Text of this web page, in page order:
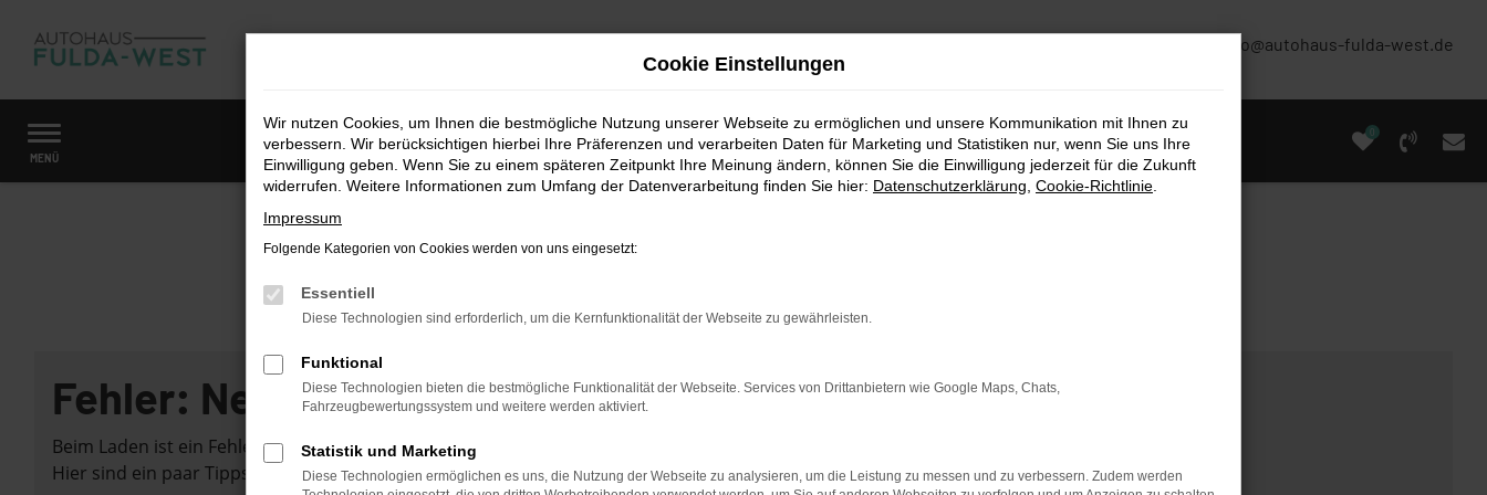
Zum
Hauptinhalt
info@autohaus-fulda-west.de
MENÜ
0
Startseite Fahrzeugmarkt
Fehler: Network Error
Beim Laden ist ein Fehler aufgetreten.
Hier sind ein paar Tipps, die dir helfen können:
Cookie Einstellungen
Wir nutzen Cookies, um Ihnen die bestmögliche Nutzung unserer Webseite zu ermöglichen und unsere Kommunikation mit Ihnen zu
verbessern. Wir berücksichtigen hierbei Ihre Präferenzen und verarbeiten Daten für Marketing und Statistiken nur, wenn Sie uns Ihre
Einwilligung geben. Wenn Sie zu einem späteren Zeitpunkt Ihre Meinung ändern, können Sie die Einwilligung jederzeit für die Zukunft
widerrufen. Weitere Informationen zum Umfang der Datenverarbeitung finden Sie hier: Datenschutzerklärung Cookie-Richtlinie
Impressum
Folgende Kategorien von Cookies werden von uns eingesetzt:
Essentiell
Diese Technologien sind erforderlich, um die Kernfunktionalität der Webseite zu gewährleisten.
Funktional
Diese Technologien bieten die bestmögliche Funktionalität der Webseite. Services von Drittanbietern wie Google Maps, Chats,
Fahrzeugbewertungssystem und weitere werden aktiviert.
Statistik und Marketing
Diese Technologien ermöglichen es uns, die Nutzung der Webseite zu analysieren, um die Leistung zu messen und zu verbessern. Zudem werden